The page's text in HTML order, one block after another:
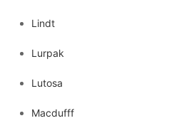
Lindt
Lurpak
Lutosa
Macdufff